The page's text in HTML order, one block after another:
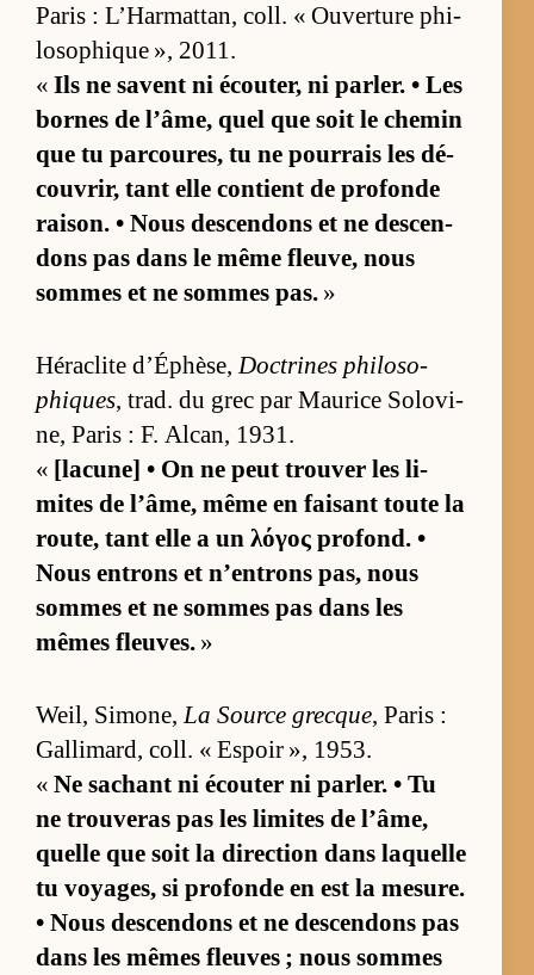
Pa­ris : L’­Har­mat­tan, coll. « Ou­ver­ture phi­
lo­so­phique », 2011.
« Ils ne savent ni écou­ter, ni par­ler. • Les
bornes de l’âme, quel que soit le che­min
que tu par­cou­res, tu ne pour­rais les dé­
cou­vrir, tant elle contient de pro­fonde
rai­son. • Nous des­cen­dons et ne des­cen­
dons pas dans le même fleu­ve, nous
sommes et ne sommes pas. »
Hé­ra­clite d’Éphè­se,Doc­trines phi­lo­so­
phiques, trad. du grec par Mau­rice So­lo­vi­
ne, Pa­ris : F. Al­can, 1931.
« [la­cu­ne] • On ne peut trou­ver les li­
mites de l’âme, même en fai­sant toute la
rou­te, tant elle a un λόγος pro­fond. •
Nous en­trons et n’en­trons pas, nous
sommes et ne sommes pas dans les
mêmes fleuves. »
Weil, Si­mo­ne, La Source grecque, Pa­ris :
Gal­li­mard, coll. « Es­poir », 1953.
« Ne sa­chant ni écou­ter ni par­ler. • Tu
ne trou­ve­ras pas les li­mites de l’âme,
quelle que soit la di­rec­tion dans laquelle
tu voya­ges, si pro­fonde en est la me­sure.
• Nous des­cen­dons et ne des­cen­dons pas
dans les mêmes fleuves ; nous sommes